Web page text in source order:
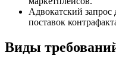
Адвокатский запрос
поставок
Виды